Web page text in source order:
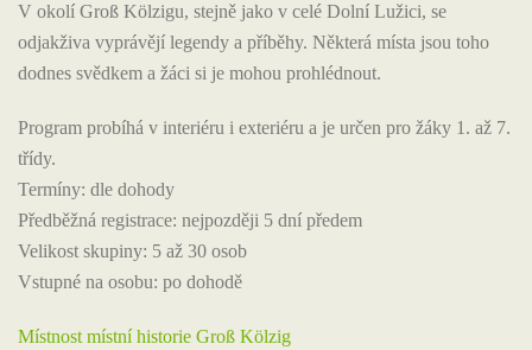
V okolí Groß Kölzigu, stejně jako v celé Dolní Lužici, se
odjakživa vyprávějí legendy a příběhy. Některá místa jsou toho
dodnes svědkem a žáci si je mohou prohlédnout.
Program probíhá v interiéru i exteriéru a je určen pro žáky 1. až 7.
třídy.
Termíny: dle dohody
Předběžná registrace: nejpozději 5 dní předem
Velikost skupiny: 5 až 30 osob
Vstupné na osobu: po dohodě
Místnost místní historie Groß Kölzig